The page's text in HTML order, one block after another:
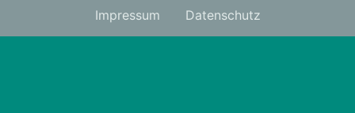
Impressum Datenschutz